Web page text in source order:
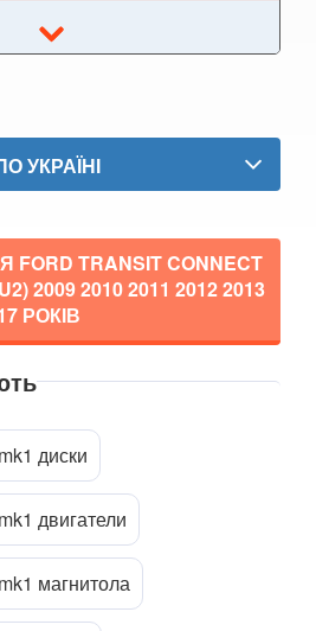
(V227, TC7, PU2)
УКРАЇНІ
TRANSIT CONNECT
2009 2010 2011 2012 2013
РОКІВ
диски
двигатели
магнитола